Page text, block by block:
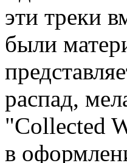
эти треки
были
распад,
"Collected
в